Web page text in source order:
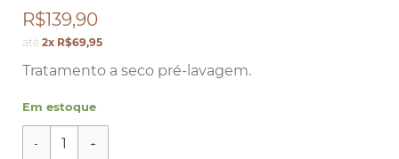
R$139,90
até 2x R$69,95
Tratamento a seco pré-lavagem.
Em estoque
Creme Nutriente Hair I Mercedes Dios Lcs Pré Lavagem